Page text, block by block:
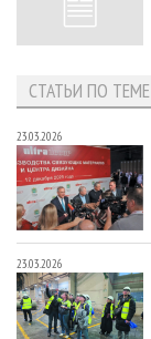
СТАТЬИ ПО ТЕМЕ
23.03.2026
23.03.2026